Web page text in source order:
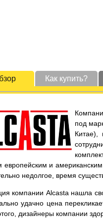
Как купить?
под
Китае),
европейским и
недолгое, время
компании Alcasta нашла
удачно цена
дизайнеры компании